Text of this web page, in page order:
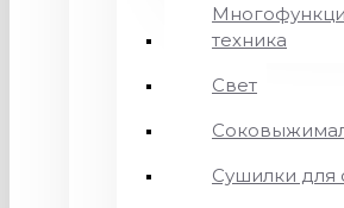
техника
Свет
Сушилки